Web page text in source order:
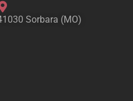
Sorbara (MO)